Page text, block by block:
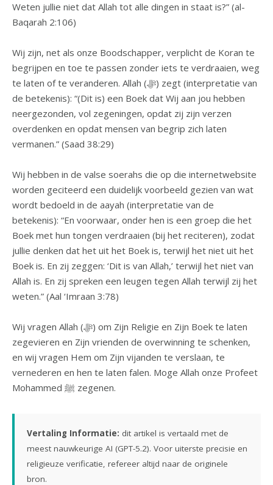
Weten jullie niet dat Allah tot alle dingen in staat is?” (al-
Baqarah 2:106)
Wij zijn, net als onze Boodschapper, verplicht de Koran te
begrijpen en toe te passen zonder iets te verdraaien, weg
te laten of te veranderen. Allah (ﷻ) zegt (interpretatie van
de betekenis): “(Dit is) een Boek dat Wij aan jou hebben
neergezonden, vol zegeningen, opdat zij zijn verzen
overdenken en opdat mensen van begrip zich laten
vermanen.” (Saad 38:29)
Wij hebben in de valse soerahs die op die internetwebsite
worden geciteerd een duidelijk voorbeeld gezien van wat
wordt bedoeld in de aayah (interpretatie van de
betekenis): “En voorwaar, onder hen is een groep die het
Boek met hun tongen verdraaien (bij het reciteren), zodat
jullie denken dat het uit het Boek is, terwijl het niet uit het
Boek is. En zij zeggen: ‘Dit is van Allah,’ terwijl het niet van
Allah is. En zij spreken een leugen tegen Allah terwijl zij het
weten.” (Aal ‘Imraan 3:78)
Wij vragen Allah (ﷻ) om Zijn Religie en Zijn Boek te laten
zegevieren en Zijn vrienden de overwinning te schenken,
en wij vragen Hem om Zijn vijanden te verslaan, te
vernederen en hen te laten falen. Moge Allah onze Profeet
Mohammed ﷺ zegenen.
Vertaling Informatie: dit artikel is vertaald met de
meest nauwkeurige AI (GPT-5.2). Voor uiterste precisie en
religieuze verificatie, refereer altijd naar de originele
bron.